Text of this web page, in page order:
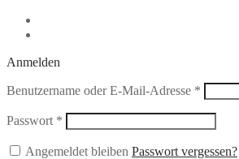
Anmelden
Benutzername oder E-Mail-Adresse *
Passwort * Erforderlich
Angemeldet bleiben Passwort vergessen?